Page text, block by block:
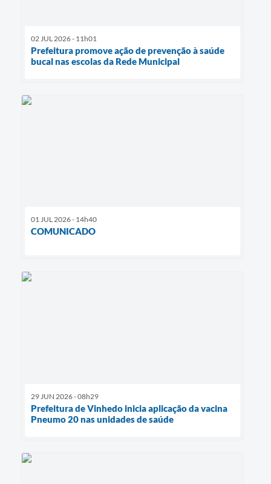
02 JUL 2026 - 11h01
Prefeitura promove ação de prevenção à saúde
bucal nas escolas da Rede Municipal
01 JUL 2026 - 14h40
COMUNICADO
29 JUN 2026 - 08h29
Prefeitura de Vinhedo inicia aplicação da vacina
Pneumo 20 nas unidades de saúde